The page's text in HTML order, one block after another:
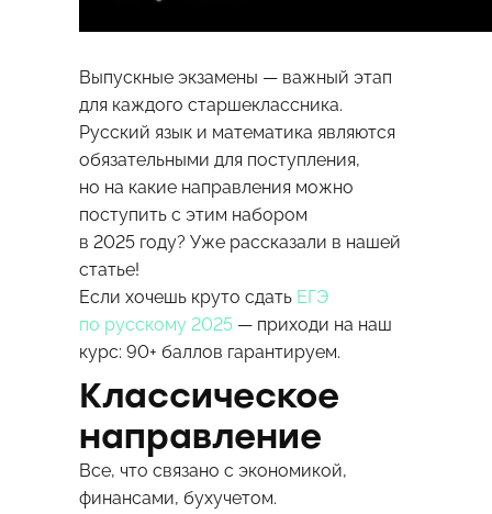
Выпускные экзамены — важный этап
для каждого старшеклассника.
Русский язык и математика являются
обязательными для поступления,
но на какие направления можно
поступить с этим набором
в 2025 году? Уже рассказали в нашей
статье!
Если хочешь круто сдать ЕГЭ
по русскому 2025— приходи на наш
курс: 90+ баллов гарантируем.
Классическое
направление
Все, что связано с экономикой,
финансами, бухучетом.